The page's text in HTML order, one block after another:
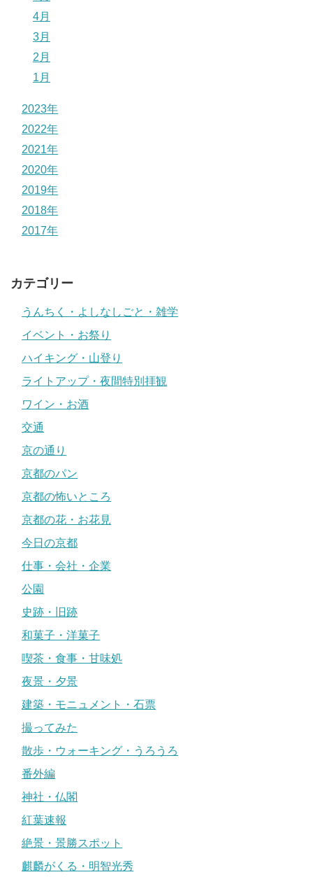
4月
3月
2月
1月
2023年
2022年
2021年
2020年
2019年
2018年
2017年
カテゴリー
うんちく・よしなしごと・雑学
イベント・お祭り
ハイキング・山登り
ライトアップ・夜間特別拝観
ワイン・お酒
交通
京の通り
京都のパン
京都の怖いところ
京都の花・お花見
今日の京都
仕事・会社・企業
公園
史跡・旧跡
和菓子・洋菓子
喫茶・食事・甘味処
夜景・夕景
建築・モニュメント・石票
撮ってみた
散歩・ウォーキング・うろうろ
番外編
神社・仏閣
紅葉速報
絶景・景勝スポット
麒麟がくる・明智光秀